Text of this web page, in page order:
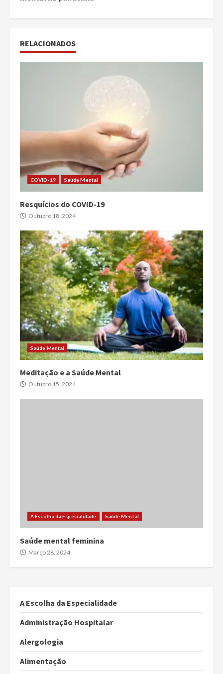
RELACIONADOS
COVID-19 Saúde Mental
Resquícios do COVID-19
Outubro 18, 2024
Saúde Mental
Meditação e a Saúde Mental
Outubro 15, 2024
A Escolha da Especialidade Saúde Mental
Saúde mental feminina
Março 28, 2024
A Escolha da Especialidade
Administração Hospitalar
Alergologia
Alimentação